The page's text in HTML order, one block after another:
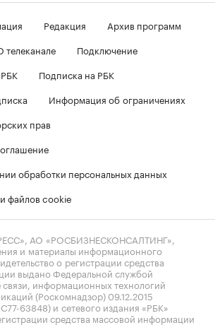
Редакция
Архив программ
телеканале
Подключение
Подписка на РБК
Информация об ограничениях
прав
обработки персональных данных
файлов cookie
АО «РОСБИЗНЕСКОНСАЛТИНГ»,
и материалы информационного
о регистрации средства
выдано Федеральной службой
информационных технологий
(Роскомнадзор) 09.12.2015
63848) и сетевого издания «РБК»
средства массовой информации